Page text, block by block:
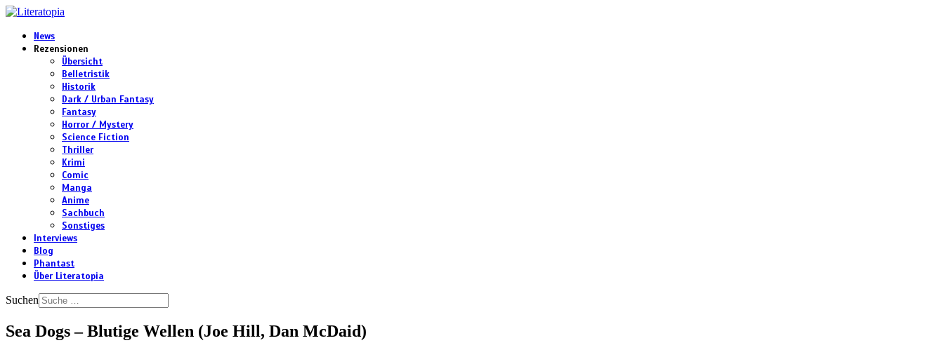
News
Rezensionen
Übersicht
Belletristik
Historik
Dark / Urban Fantasy
Fantasy
Horror / Mystery
Science Fiction
Thriller
Krimi
Comic
Manga
Anime
Sachbuch
Sonstiges
Interviews
Blog
Phantast
Über Literatopia
Suchen
Sea Dogs – Blutige Wellen (Joe Hill, Dan McDaid)